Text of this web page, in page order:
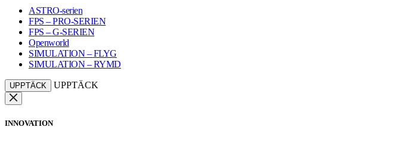
ASTRO-serien
FPS – PRO-SERIEN
FPS – G-SERIEN
Openworld
SIMULATION – FLYG
SIMULATION – RYMD
UPPTÄCK UPPTÄCK
INNOVATION